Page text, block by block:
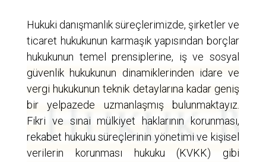
Hukuki danışmanlık süreçlerimizde, şirketler ve
ticaret hukukunun karmaşık yapısından borçlar
hukukunun temel prensiplerine, iş ve sosyal
güvenlik hukukunun dinamiklerinden idare ve
vergi hukukunun teknik detaylarına kadar geniş
bir yelpazede uzmanlaşmış bulunmaktayız.
Fikri ve sınai mülkiyet haklarının korunması,
rekabet hukuku süreçlerinin yönetimi ve kişisel
verilerin korunması hukuku (KVKK) gibi